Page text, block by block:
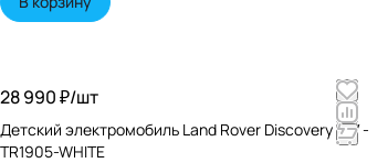
28 990 ₽/шт
Детский электромобиль Land Rover Discovery 12V -
TR1905-WHITE